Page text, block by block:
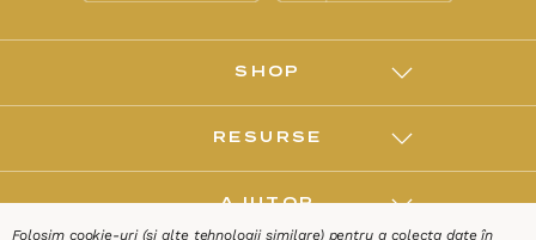
SHOP
RESURSE
AJUTOR
Folosim cookie-uri (și alte tehnologii similare) pentru a colecta date în